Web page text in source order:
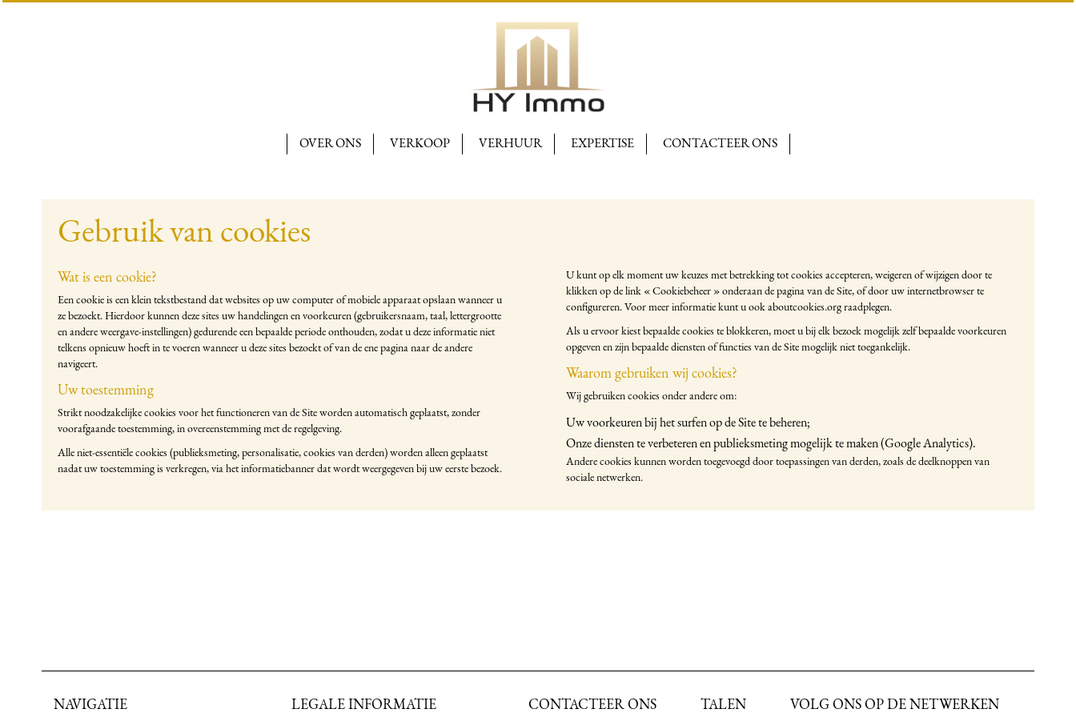
OVER ONS VERKOOP VERHUUR EXPERTISE CONTACTEER ONS
Gebruik van cookies
Wat is een cookie?
Een cookie is een klein tekstbestand dat websites op uw computer of mobiele apparaat opslaan wanneer u
ze bezoekt. Hierdoor kunnen deze sites uw handelingen en voorkeuren (gebruikersnaam, taal, lettergrootte
en andere weergave-instellingen) gedurende een bepaalde periode onthouden, zodat u deze informatie niet
telkens opnieuw hoeft in te voeren wanneer u deze sites bezoekt of van de ene pagina naar de andere
navigeert.
Uw toestemming
Strikt noodzakelijke cookies voor het functioneren van de Site worden automatisch geplaatst, zonder
voorafgaande toestemming, in overeenstemming met de regelgeving.
Alle niet-essentiële cookies (publieksmeting, personalisatie, cookies van derden) worden alleen geplaatst
nadat uw toestemming is verkregen, via het informatiebanner dat wordt weergegeven bij uw eerste bezoek.
U kunt op elk moment uw keuzes met betrekking tot cookies accepteren, weigeren of wijzigen door te
klikken op de link « Cookiebeheer » onderaan de pagina van de Site, of door uw internetbrowser te
configureren. Voor meer informatie kunt u ook aboutcookies.org raadplegen.
Als u ervoor kiest bepaalde cookies te blokkeren, moet u bij elk bezoek mogelijk zelf bepaalde voorkeuren
opgeven en zijn bepaalde diensten of functies van de Site mogelijk niet toegankelijk.
Waarom gebruiken wij cookies?
Wij gebruiken cookies onder andere om:
Uw voorkeuren bij het surfen op de Site te beheren;
Onze diensten te verbeteren en publieksmeting mogelijk te maken (Google Analytics).
Andere cookies kunnen worden toegevoegd door toepassingen van derden, zoals de deelknoppen van
sociale netwerken.
NAVIGATIE LEGALE INFORMATIE CONTACTEER ONS TALEN VOLG ONS OP DE NETWERKEN